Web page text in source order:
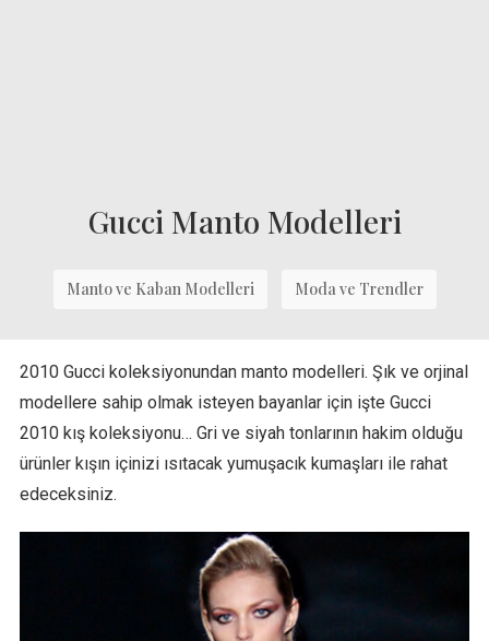
Gucci Manto Modelleri
Manto ve Kaban Modelleri Moda ve Trendler
2010 Gucci koleksiyonundan manto modelleri. Şık ve orjinal
modellere sahip olmak isteyen bayanlar için işte Gucci
2010 kış koleksiyonu… Gri ve siyah tonlarının hakim olduğu
ürünler kışın içinizi ısıtacak yumuşacık kumaşları ile rahat
edeceksiniz.